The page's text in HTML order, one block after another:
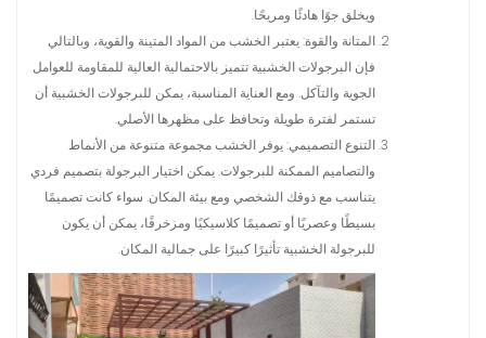
ويخلق جوًا هادئًا ومريحًا.
المتانة والقوة: يعتبر الخشب من المواد المتينة والقوية، وبالتالي
فإن البرجولات الخشبية تتميز بالاحتمالية العالية للمقاومة للعوامل
الجوية والتآكل. ومع العناية المناسبة، يمكن للبرجولات الخشبية أن
تستمر لفترة طويلة وتحافظ على مظهرها الأصلي.
التنوع التصميمي: يوفر الخشب مجموعة متنوعة من الأنماط
والتصاميم الممكنة للبرجولات. يمكن اختيار البرجولة بتصميم فردي
يتناسب مع ذوقك الشخصي ومع بيئة المكان. سواء كانت تصميمًا
بسيطًا وعصريًا أو تصميمًا كلاسيكيًا ومزخرفًا، يمكن أن يكون
للبرجولة الخشبية تأثيرًا كبيرًا على جمالية المكان.